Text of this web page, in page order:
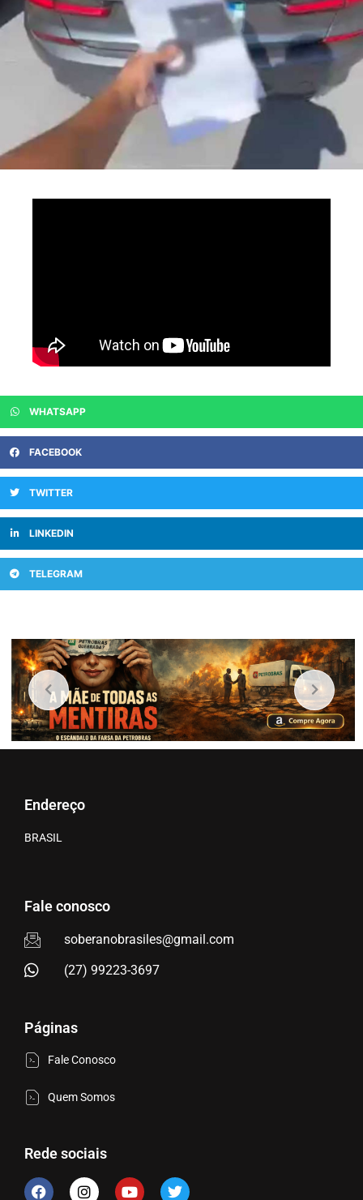
WHATSAPP
FACEBOOK
TWITTER
LINKEDIN
TELEGRAM
Endereço
BRASIL
Fale conosco
soberanobrasiles@gmail.com
(27) 99223-3697
Páginas
Fale Conosco
Quem Somos
Rede sociais